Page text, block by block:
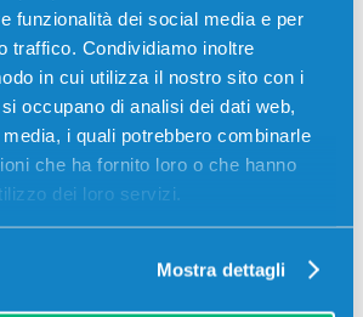
funzionalità dei social media e per
traffico. Condividiamo inoltre
in cui utilizza il nostro sito con i
occupano di analisi dei dati web,
i quali potrebbero combinarle
che ha fornito loro o che hanno
dei loro servizi.
Mostra dettagli
IPSIO SP C710